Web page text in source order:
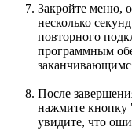
Закройте меню,
несколько
повторного
программным
После
нажмите кнопку
увидите, что